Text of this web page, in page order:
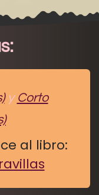
y Corto
al libro: